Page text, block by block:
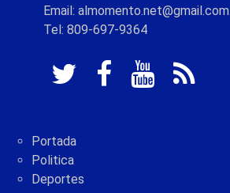
Email: almomento.net@gmail.com
Tel: 809-697-9364
Portada
Politica
Deportes